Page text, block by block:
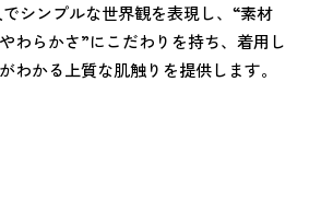
シンプルな世界観を表現し、“素材
わらかさ”にこだわりを持ち、着用し
わかる上質な肌触りを提供します。